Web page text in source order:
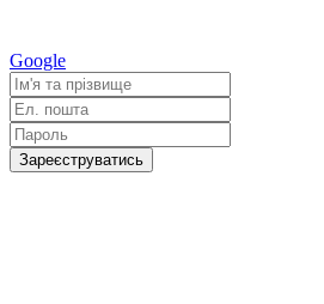
Google
Зареєструватись